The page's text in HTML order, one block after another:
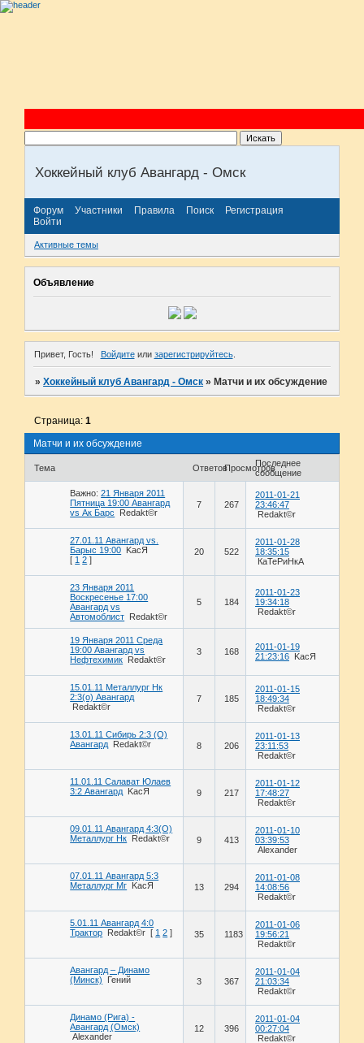
Хоккейный клуб Авангард - Омск
Форум Участники Правила Поиск
Регистрация
Войти
Активные темы
Объявление
Привет, Гость! Войдитеили зарегистрируйтесь.
»Хоккейный клуб Авангард - Омск »Матчи и их обсуждение
Матчи и их обсуждение
Страница:1
Тема ОтветовПросмотровПоследнее
сообщение
Важно: 21 Января 2011
Пятница 19:00 Авангард
vs Ак Барс
Redakt©r
7 267
2011-01-21
23:46:47
Redakt©r
27.01.11 Авангард vs.
Барыс 19:00
KасЯ
[ 1 2 ]
20 522
2011-01-28
18:35:15
КаТеРиНкА
23 Января 2011
Воскресенье 17:00
Авангард vs
Автомоблист
Redakt©r
5 184
2011-01-23
19:34:18
Redakt©r
19 Января 2011 Среда
19:00 Авангард vs
Нефтехимик
Redakt©r
3 168
2011-01-19
21:23:16
KасЯ
15.01.11 Металлург Нк
2:3(о) Авангард
Redakt©r
7 185
2011-01-15
18:49:34
Redakt©r
13.01.11 Сибирь 2:3 (О)
Авангард
Redakt©r 8 206
2011-01-13
23:11:53
Redakt©r
11.01.11 Салават Юлаев
3:2 Авангард
KасЯ 9 217
2011-01-12
17:48:27
Redakt©r
09.01.11 Авангард 4:3(О)
Металлург Нк
Redakt©r 9 413
2011-01-10
03:39:53
Alexander
07.01.11 Авангард 5:3
Металлург Мг
KасЯ 13 294
2011-01-08
14:08:56
Redakt©r
5.01.11 Авангард 4:0
Трактор
Redakt©r [ 1 2 ] 35 1183
2011-01-06
19:56:21
Redakt©r
Авангард – Динамо
(Минск)
Гений 3 367
2011-01-04
21:03:34
Redakt©r
Динамо (Рига) -
Авангард (Омск)
Alexander
12 396
2011-01-04
00:27:04
Redakt©r